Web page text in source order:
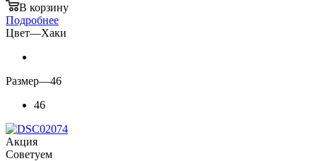
В корзину
Подробнее
Цвет—Хаки
Размер—46
46
Акция
Советуем